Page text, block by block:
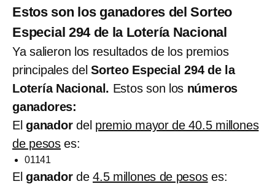
Estos son los ganadores del Sorteo
Especial 294 de la Lotería Nacional
Ya salieron los resultados de los premios
principales delSorteo Especial 294 de la
Lotería Nacional. Estos son los números
ganadores:
El ganador del premio mayor de 40.5 millones
de pesos es:
01141
El ganadorde4.5 millones de pesoses: